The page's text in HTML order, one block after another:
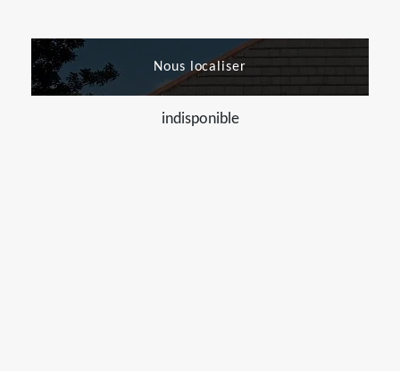
Nous localiser
indisponible